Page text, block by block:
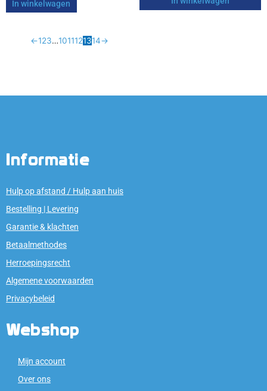
In winkelwagen
←123…1011121314→
Informatie
Hulp op afstand / Hulp aan huis
Bestelling | Levering
Garantie & klachten
Betaalmethodes
Herroepingsrecht
Algemene voorwaarden
Privacybeleid
Webshop
Mijn account
Over ons